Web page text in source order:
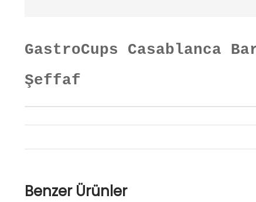
GastroCups Casablanca
Şeffaf
Benzer Ürünler